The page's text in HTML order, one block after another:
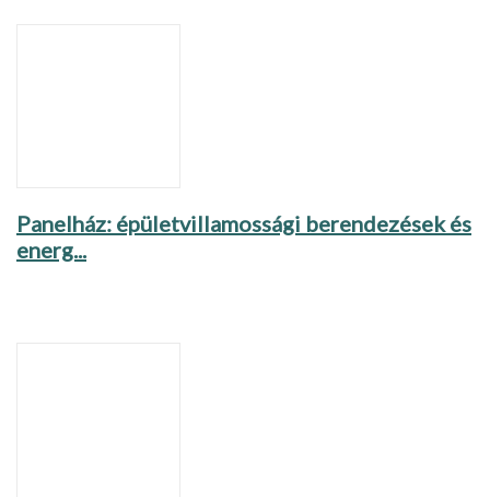
Panelház: épületvillamossági berendezések és
energ...